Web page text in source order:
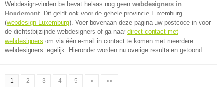
Webdesign-vinden.be bevat helaas nog geen webdesigners in
Houdemont. Dit geldt ook voor de gehele provincie Luxemburg
(webdesign Luxemburg). Voer bovenaan deze pagina uw postcode in voor
de dichtstbijzijnde webdesigners of ga naar direct contact met
webdesigners om via één e-mail in contact te komen met meerdere
webdesigners tegelijk. Hieronder worden nu overige resultaten getoond.
1 2 3 4 5 » »»